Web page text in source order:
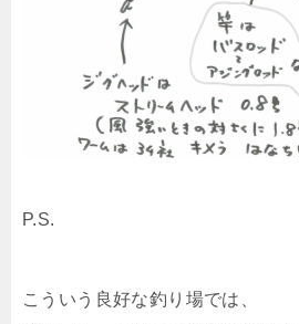
P.S.
こういう良好な釣り場では、